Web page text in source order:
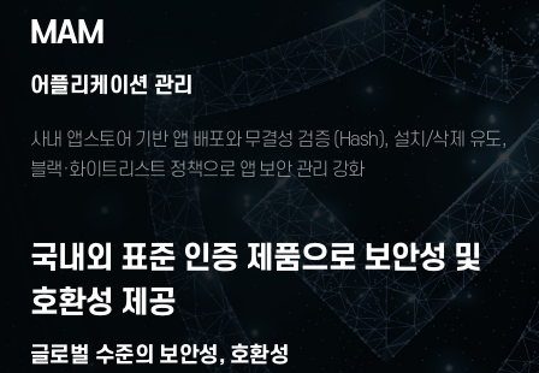
MAM
어플리케이션 관리
사내 앱스토어 기반 앱 배포와 무결성 검증 (Hash), 설치/삭제 유도,
블랙·화이트리스트 정책으로 앱 보안 관리 강화
국내외 표준 인증 제품으로 보안성 및
호환성 제공
글로벌 수준의 보안성, 호환성